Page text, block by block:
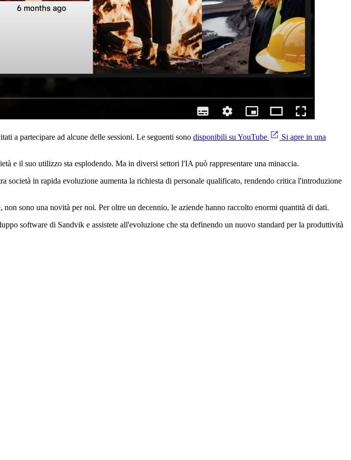
a partecipare ad alcune delle sessioni. Le seguenti sono disponibili su YouTube
Si apre in una
e il suo utilizzo sta esplodendo. Ma in diversi settori l'IA può rappresentare una minaccia.
in rapida evoluzione aumenta la richiesta di personale qualificato, rendendo critica l'introduzione
sono una novità per noi. Per oltre un decennio, le aziende hanno raccolto enormi quantità di dati.
software di Sandvik e assistete all'evoluzione che sta definendo un nuovo standard per la produttività